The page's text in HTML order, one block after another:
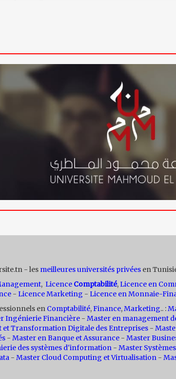
- les meilleures universités privées en
, Licence Comptabilité, Licence en
- Licence Marketing - Licence en Monnaie-
en Comptabilité,Finance,Marketing.. :
Ingénierie Financière - Master en management
et Transformation Digitale des Entreprises -
- Master en Banque et Assurance - Master
des systèmes d'information - Master
- Master Cloud Computing et Virtualisation -